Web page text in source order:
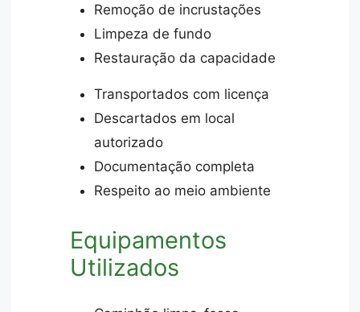
Remoção de incrustações
Limpeza de fundo
Restauração da capacidade
Transportados com licença
Descartados em local
autorizado
Documentação completa
Respeito ao meio ambiente
Equipamentos
Utilizados